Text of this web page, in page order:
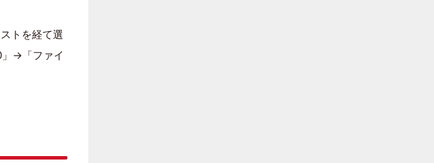
トを経て選
」→「ファイ